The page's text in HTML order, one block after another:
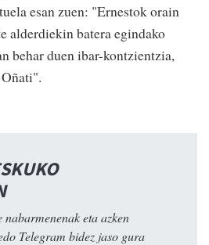
esan zuen: "Ernestok orain
alderdiekin batera egindako
behar duen ibar-kontzientzia,
eta azken
Telegram bidez jaso gura